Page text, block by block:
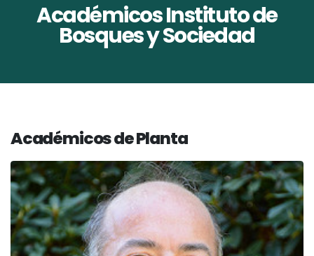
Académicos Instituto de
Bosques y Sociedad
Académicos de Planta